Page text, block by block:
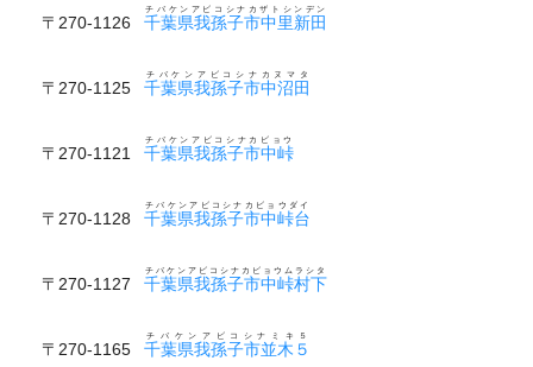
〒270-1126 千葉県我孫子市中里新田
チバケンアビコシナカザトシンデン
〒270-1125 千葉県我孫子市中沼田
チバケンアビコシナカヌマタ
〒270-1121 千葉県我孫子市中峠
チバケンアビコシナカビョウ
〒270-1128 千葉県我孫子市中峠台
チバケンアビコシナカビョウダイ
〒270-1127 千葉県我孫子市中峠村下
チバケンアビコシナカビョウムラシタ
〒270-1165 千葉県我孫子市並木５
チバケンアビコシナミキ５